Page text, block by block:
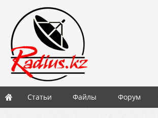
Статьи Файлы Форум